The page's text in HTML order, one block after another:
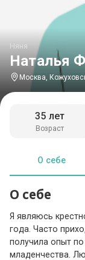
Наталья
Няня
Москва,
Возраст
35 лет
О себе
О себе
Я являюсь
года. Часто
получила опыт
младенчества.